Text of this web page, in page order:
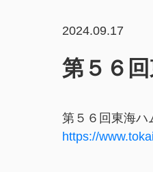
2024.09.17
第５６
第５６回東海ハ
https://